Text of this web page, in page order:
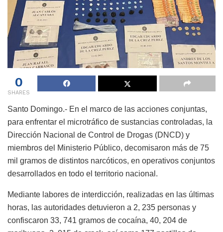
0
SHARES
Santo Domingo.- En el marco de las acciones conjuntas,
para enfrentar el microtráfico de sustancias controladas, la
Dirección Nacional de Control de Drogas (DNCD) y
miembros del Ministerio Público, decomisaron más de 75
mil gramos de distintos narcóticos, en operativos conjuntos
desarrollados en todo el territorio nacional.
Mediante labores de interdicción, realizadas en las últimas
horas, las autoridades detuvieron a 2, 235 personas y
confiscaron 33, 741 gramos de cocaína, 40, 204 de